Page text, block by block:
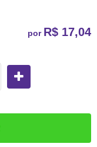
por R$ 17,04